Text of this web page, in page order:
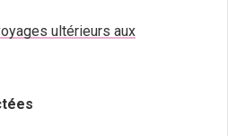
ultérieurs aux